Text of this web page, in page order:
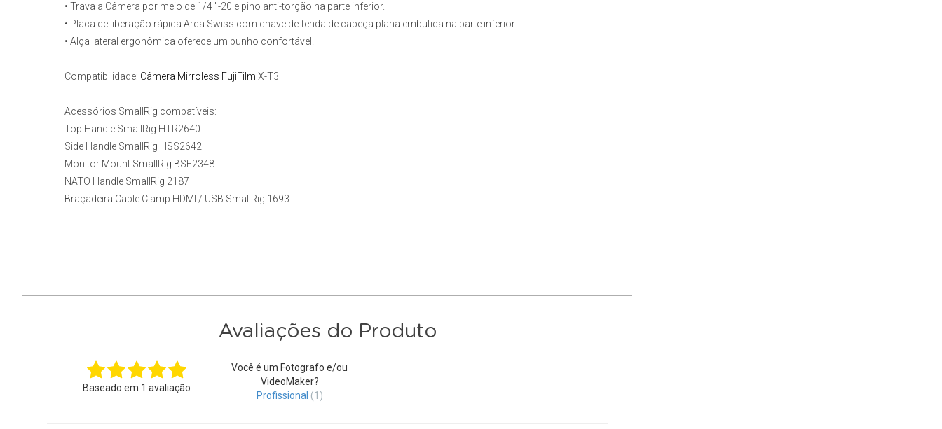
• Trava a Câmera por meio de 1/4 "-20 e pino anti-torção na parte inferior.
• Placa de liberação rápida Arca Swiss com chave de fenda de cabeça plana embutida na parte inferior.
• Alça lateral ergonômica oferece um punho confortável.
Compatibilidade: Câmera Mirroless FujiFilm X-T3
Acessórios SmallRig compatíveis:
Top Handle SmallRig HTR2640
Side Handle SmallRig HSS2642
Monitor Mount SmallRig BSE2348
NATO Handle SmallRig 2187
Braçadeira Cable Clamp HDMI / USB SmallRig 1693
Avaliações do Produto
Baseado em 1 avaliação
Você é um Fotografo e/ou
VideoMaker?
Profissional (1)